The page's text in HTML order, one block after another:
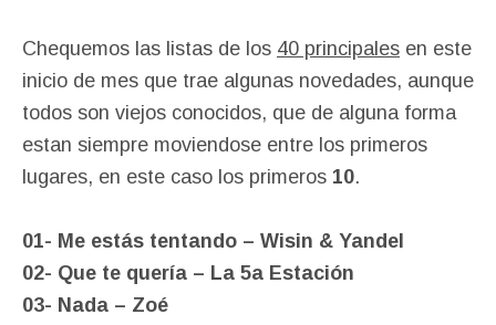
Chequemos las listas de los 40 principales en este
inicio de mes que trae algunas novedades, aunque
todos son viejos conocidos, que de alguna forma
estan siempre moviendose entre los primeros
lugares, en este caso los primeros 10.
01- Me estás tentando – Wisin & Yandel
02- Que te quería – La 5a Estación
03- Nada – Zoé